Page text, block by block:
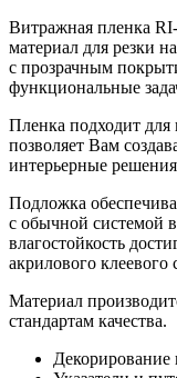
Витражная пленка
материал для резки
с прозрачным
функциональные
Пленка подходит для
позволяет Вам
интерьерные
Подложка
с обычной системой
влагостойкость
акрилового клеевого
Материал
стандартам качества.
Декорирование